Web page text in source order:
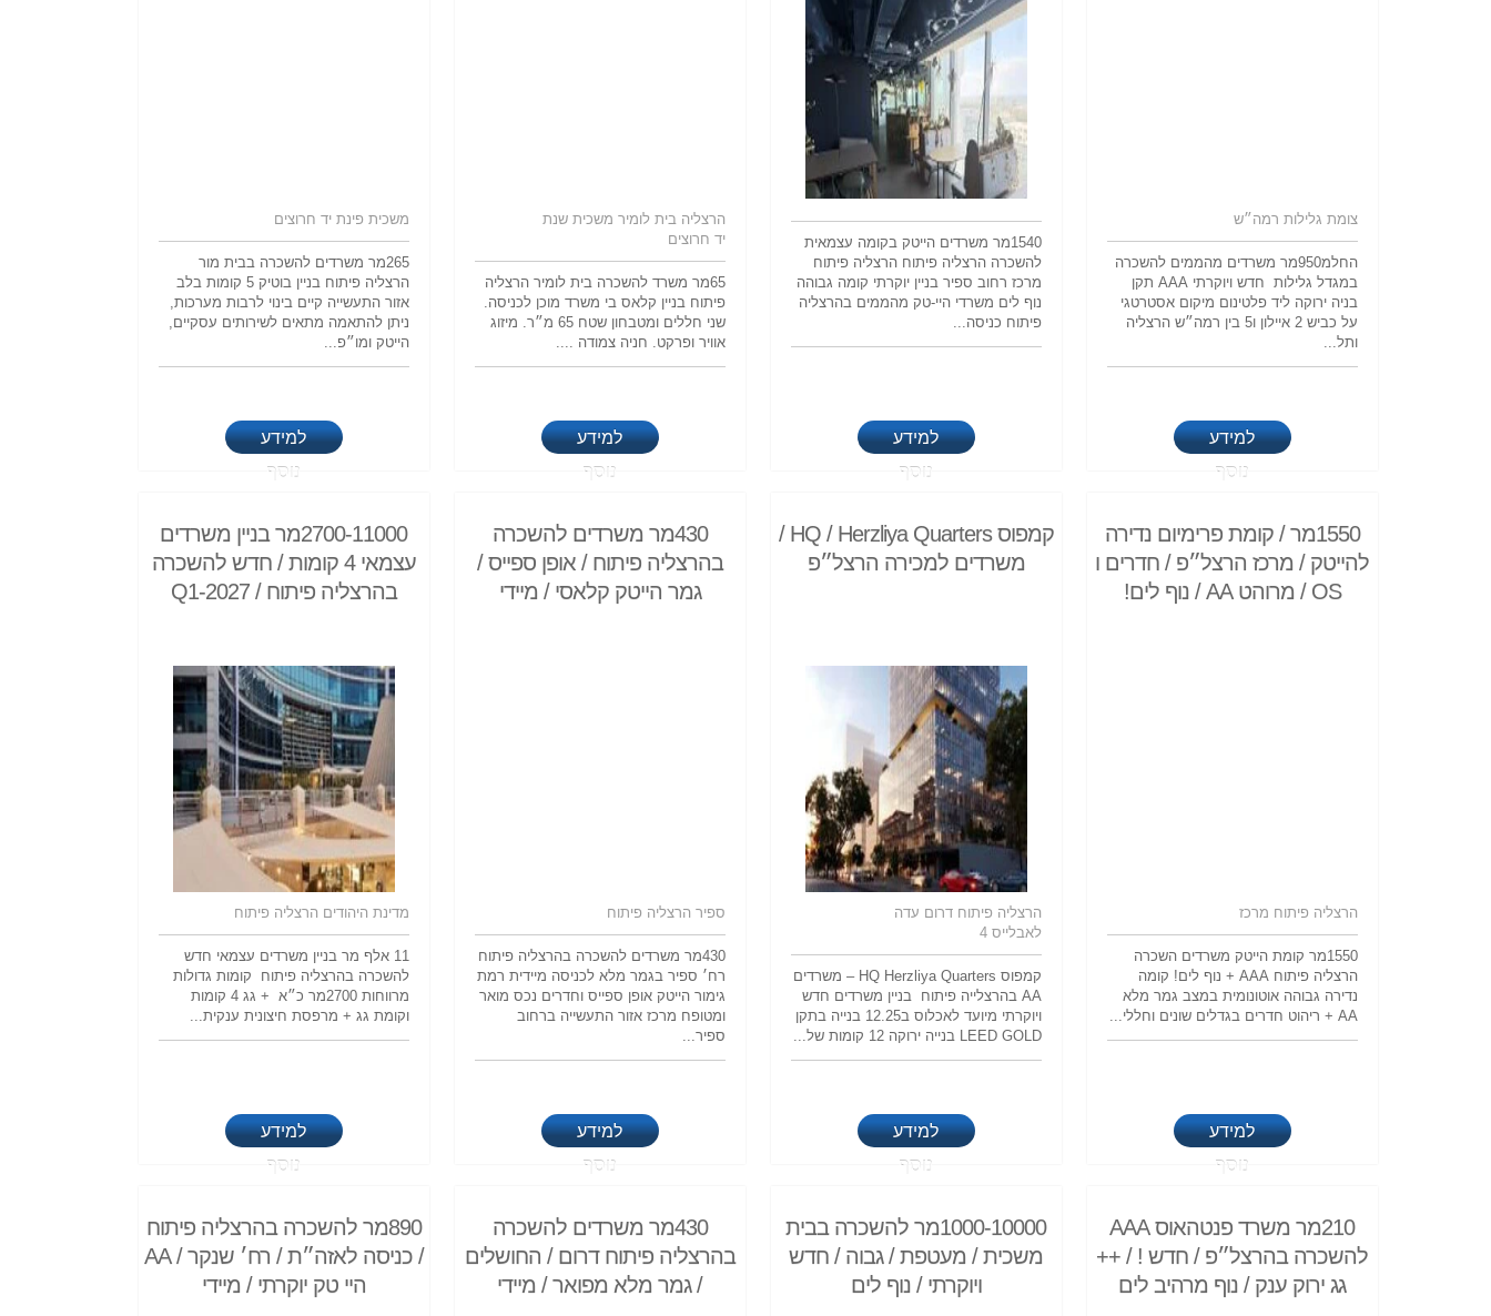
צומת גלילות רמה״ש
החלמ950מר משרדים מהממים להשכרה
במגדל גלילות חדש ויוקרתי AAA תקן
בניה ירוקה ליד פלטינום מיקום אסטרטגי
על כביש 2 איילון ו5 בין רמה״ש הרצליה
ותל...
למידע
נוסף
1540מר משרדים הייטק בקומה עצמאית
להשכרה הרצליה פיתוח הרצליה פיתוח
מרכז רחוב ספיר בניין יוקרתי קומה גבוהה
נוף לים משרדי היי-טק מהממים בהרצליה
פיתוח כניסה...
למידע
נוסף
הרצליה בית לומיר משכית שנת
יד חרוצים
65מר משרד להשכרה בית לומיר הרצליה
פיתוח בניין קלאס בי משרד מוכן לכניסה.
שני חללים ומטבחון שטח 65 מ״ר. מיזוג
אוויר ופרקט. חניה צמודה ....
למידע
נוסף
משכית פינת יד חרוצים
265מר משרדים להשכרה בבית מור
הרצליה פיתוח בניין בוטיק 5 קומות בלב
אזור התעשייה קיים בינוי לרבות מערכות,
ניתן להתאמה מתאים לשירותים עסקיים,
הייטק ומו״פ...
למידע
נוסף
1550מר / קומת פרימיום נדירה
להייטק / מרכז הרצל״פ / חדרים ו
OS / מרוהט AA / נוף לים!
הרצליה פיתוח מרכז
1550מר קומת הייטק משרדים השכרה
הרצליה פיתוח AAA + נוף לים! קומה
נדירה גבוהה אוטונומית במצב גמר מלא
AA + ריהוט חדרים בגדלים שונים וחללי...
למידע
נוסף
קמפוס HQ / Herzliya Quarters /
משרדים למכירה הרצל״פ
הרצליה פיתוח דרום עדה
לאבלייס 4
קמפוס HQ Herzliya Quarters – משרדים
AA בהרצלייה פיתוח בניין משרדים חדש
ויוקרתי מיועד לאכלוס ב12.25 בנייה בתקן
LEED GOLD בנייה ירוקה 12 קומות של...
למידע
נוסף
430מר משרדים להשכרה
בהרצליה פיתוח / אופן ספייס /
גמר הייטק קלאסי / מיידי
ספיר הרצליה פיתוח
430מר משרדים להשכרה בהרצליה פיתוח
רח׳ ספיר בגמר מלא לכניסה מיידית רמת
גימור הייטק אופן ספייס וחדרים נכס מואר
ומטופח מרכז אזור התעשייה ברחוב
ספיר...
למידע
נוסף
2700-11000מר בניין משרדים
עצמאי 4 קומות / חדש להשכרה
בהרצליה פיתוח / Q1-2027
מדינת היהודים הרצליה פיתוח
11 אלף מר בניין משרדים עצמאי חדש
להשכרה בהרצליה פיתוח קומות גדולות
מרווחות 2700מר כ״א + גג 4 קומות
וקומת גג + מרפסת חיצונית ענקית...
למידע
נוסף
210מר משרד פנטהאוס AAA
להשכרה בהרצל״פ / חדש ! / ++
גג ירוק ענק / נוף מרהיב לים
1000-10000מר להשכרה בבית
משכית / מעטפת / גבוה / חדש
ויוקרתי / נוף לים
430מר משרדים להשכרה
בהרצליה פיתוח דרום / החושלים
/ גמר מלא מפואר / מיידי
890מר להשכרה בהרצליה פיתוח
/ כניסה לאזה״ת / רח׳ שנקר / AA
היי טק יוקרתי / מיידי